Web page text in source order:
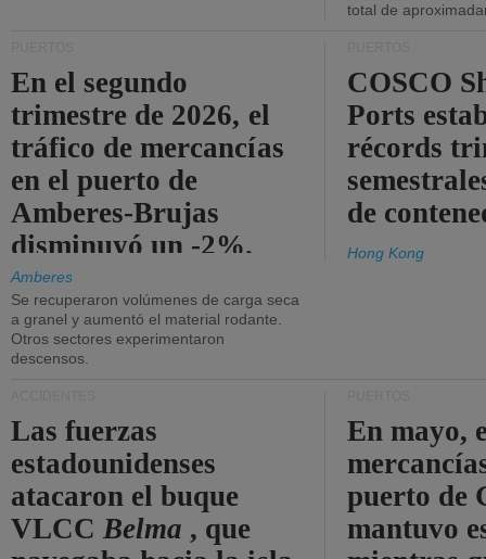
total de
En el segundo
trimestre de 2026, el
tráfico de mercancías
en el puerto de
Amberes-Brujas
disminuyó un -2%.
Amberes
Se recuperaron volúmenes de carga seca
a granel y aumentó el material rodante.
Otros sectores experimentaron
descensos.
COSCO
Ports
récords
de
Hong Kong
Las fuerzas
estadounidenses
atacaron el buque
VLCCBelma , que
En mayo,
puerto de
mantuvo